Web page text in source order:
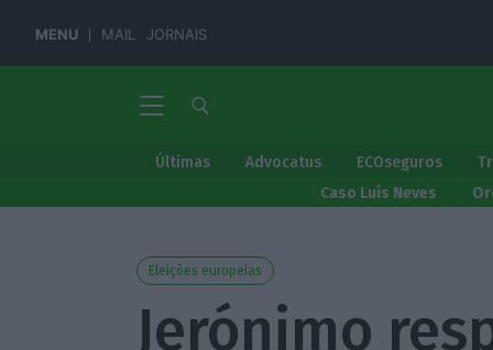
MENU MAIL JORNAIS
Últimas Advocatus ECOseguros
Caso Luís Neves
Eleições europeias
Jerónimo